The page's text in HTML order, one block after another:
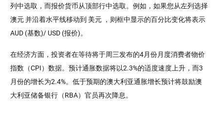
列中选取，而报价货币从顶部行中选取。例如，如果您从左列选择
澳元 并沿着水平线移动到 美元 ，则框中显示的百分比变化将表示
AUD (基数)/ USD (报价)。
在经济方面，投资者在等待将于周三发布的4月份月度消费者物价
指数（CPI）数据。预计通胀数据将以2.3%的适度速度上升，而3
月份的增长为2.4%。低于预期的澳大利亚通胀增长预计将鼓励澳
大利亚储备银行（RBA）官员再次降息。